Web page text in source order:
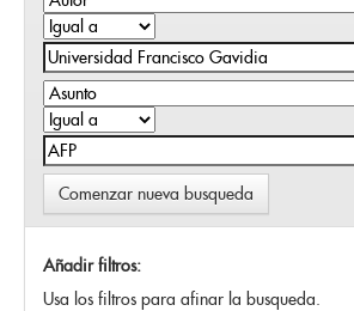
Comenzar nueva busqueda
Añadir filtros:
Usa los filtros para afinar la busqueda.